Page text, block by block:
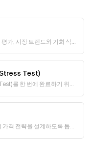
가, 시장 트렌드와 기회 식
Test)
를 한 번에 완료하기 위한
격 전략을 설계하도록 돕습